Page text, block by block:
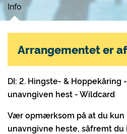
Info
DI: 2. Hingste- & Hoppekåring
unavngiven hest - Wildcard
Vær opmærksom på at du
unavngivne heste, såfremt
Arrangementet er